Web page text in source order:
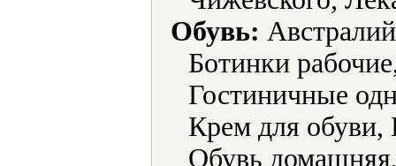
Обувь:
Ботинки
Гостиничные
Крем для обуви,
Обувь